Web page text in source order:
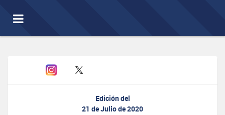
Toggle
navigation
Edición del
21 de Julio de 2020